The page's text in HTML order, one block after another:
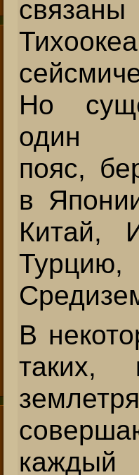
Но
один
пояс,
в
Китай,
В
таких,